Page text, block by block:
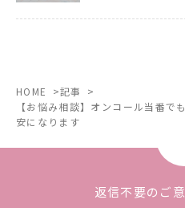
HOME
記事
【お悩み相談】オンコール当番
安になります
返信不要のご